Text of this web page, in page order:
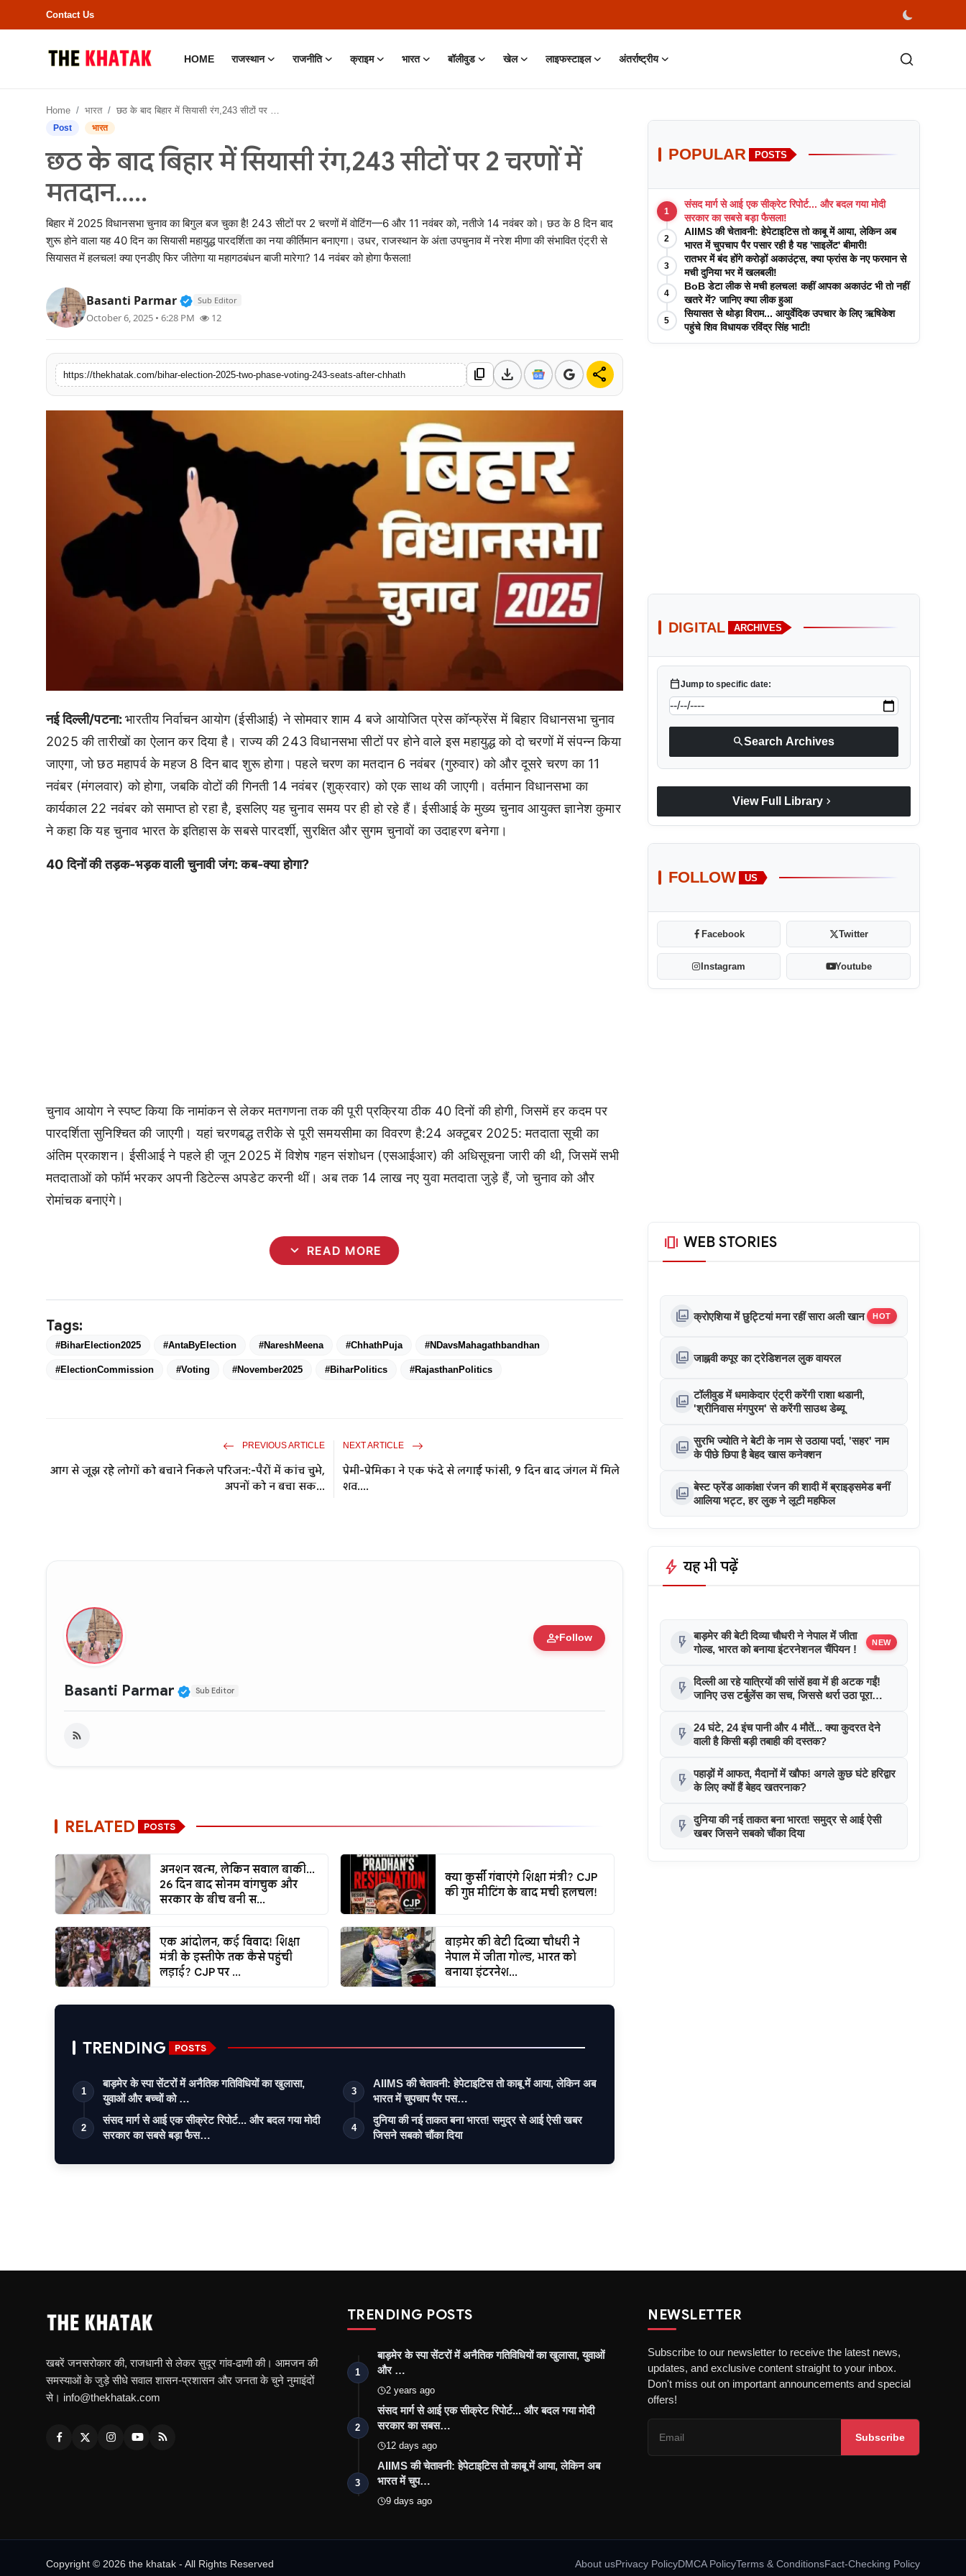
Contact Us
HOME राजस्थान राजनीति क्राइम भारत बॉलीवुड खेल लाइफस्टाइल अंतर्राष्ट्रीय
Contact Us
राजस्थान
राजनीति
बॉलीवुड
लाइफस्टाइल
अंतर्राष्ट्रीय
Home भारत छठ के बाद बिहार में सियासी रंग,243 सीटों पर 2 चरणों में मतदान.....
Post भारत
छठ के बाद बिहार में सियासी रंग,243 सीटों पर 2 चरणों में
मतदान.....
बिहार में 2025 विधानसभा चुनाव का बिगुल बज चुका है! 243 सीटों पर 2 चरणों में वोटिंग—6 और 11 नवंबर को, नतीजे 14 नवंबर को। छठ के 8 दिन बाद
शुरू होने वाला यह 40 दिन का सियासी महायुद्ध पारदर्शिता का नया कीर्तिमान बनाएगा। उधर, राजस्थान के अंता उपचुनाव में नरेश मीणा की संभावित एंट्री से
सियासत में हलचल! क्या एनडीए फिर जीतेगा या महागठबंधन बाजी मारेगा? 14 नवंबर को होगा फैसला!
Basanti Parmar Verified Public Figure • 11 Jun, 2026
Sub Editor
October 6, 2025 • 6:28 PM 12
https://thekhatak.com/bihar-election-2025-two-phase-voting-243-seats-after-chhath content_copy download share
नई दिल्ली/पटना:भारतीय निर्वाचन आयोग (ईसीआई) ने सोमवार शाम 4 बजे आयोजित प्रेस कॉन्फ्रेंस में बिहार विधानसभा चुनाव
2025 की तारीखों का ऐलान कर दिया है। राज्य की 243 विधानसभा सीटों पर होने वाले इस महायुद्ध को दो चरणों में संपन्न किया
जाएगा, जो छठ महापर्व के महज 8 दिन बाद शुरू होगा। पहले चरण का मतदान 6 नवंबर (गुरुवार) को और दूसरे चरण का 11
नवंबर (मंगलवार) को होगा, जबकि वोटों की गिनती 14 नवंबर (शुक्रवार) को एक साथ की जाएगी। वर्तमान विधानसभा का
कार्यकाल 22 नवंबर को समाप्त हो रहा है, इसलिए यह चुनाव समय पर ही हो रहे हैं। ईसीआई के मुख्य चुनाव आयुक्त ज्ञानेश कुमार
ने कहा कि यह चुनाव भारत के इतिहास के सबसे पारदर्शी, सुरक्षित और सुगम चुनावों का उदाहरण बनेगा।
40 दिनों की तड़क-भड़क वाली चुनावी जंग: कब-क्या होगा?
चुनाव आयोग ने स्पष्ट किया कि नामांकन से लेकर मतगणना तक की पूरी प्रक्रिया ठीक 40 दिनों की होगी, जिसमें हर कदम पर
पारदर्शिता सुनिश्चित की जाएगी। यहां चरणबद्ध तरीके से पूरी समयसीमा का विवरण है:24 अक्टूबर 2025: मतदाता सूची का
अंतिम प्रकाशन। ईसीआई ने पहले ही जून 2025 में विशेष गहन संशोधन (एसआईआर) की अधिसूचना जारी की थी, जिसमें सभी
मतदाताओं को फॉर्म भरकर अपनी डिटेल्स अपडेट करनी थीं। अब तक 14 लाख नए युवा मतदाता जुड़े हैं, जो चुनाव को और
रोमांचक बनाएंगे।
expand_more READ MORE
Tags:
#BiharElection2025 #AntaByElection #NareshMeena #ChhathPuja #NDavsMahagathbandhan
#ElectionCommission #Voting #November2025 #BiharPolitics #RajasthanPolitics
PREVIOUS ARTICLE
आग से जूझ रहे लोगों को बचाने निकले परिजन:-पैरों में कांच चुभे,
अपनों को न बचा सक...
NEXT ARTICLE
प्रेमी-प्रेमिका ने एक फंदे से लगाई फांसी, 9 दिन बाद जंगल में मिले
शव....
person_addFollow
Basanti Parmar Verified Public Figure • 11 Jun, 2026
Sub Editor
RELATED POSTS
अनशन खत्म, लेकिन सवाल बाकी...
26 दिन बाद सोनम वांगचुक और
सरकार के बीच बनी स...
क्या कुर्सी गंवाएंगे शिक्षा मंत्री? CJP
की गुप्त मीटिंग के बाद मची हलचल!
एक आंदोलन, कई विवाद! शिक्षा
मंत्री के इस्तीफे तक कैसे पहुंची
लड़ाई? CJP पर ...
बाड़मेर की बेटी दिव्या चौधरी ने
नेपाल में जीता गोल्ड, भारत को
बनाया इंटरनेश...
TRENDING POSTS
1
बाड़मेर के स्पा सेंटरों में अनैतिक गतिविधियों का खुलासा,
युवाओं और बच्चों को …
2
संसद मार्ग से आई एक सीक्रेट रिपोर्ट... और बदल गया मोदी
सरकार का सबसे बड़ा फैस…
3
AIIMS की चेतावनी: हेपेटाइटिस तो काबू में आया, लेकिन अब
भारत में चुपचाप पैर पस…
4
दुनिया की नई ताकत बना भारत! समुद्र से आई ऐसी खबर
जिसने सबको चौंका दिया
POPULAR POSTS
1
संसद मार्ग से आई एक सीक्रेट रिपोर्ट... और बदल गया मोदी
सरकार का सबसे बड़ा फैसला!
2
AIIMS की चेतावनी: हेपेटाइटिस तो काबू में आया, लेकिन अब
भारत में चुपचाप पैर पसार रही है यह 'साइलेंट' बीमारी!
3
रातभर में बंद होंगे करोड़ों अकाउंट्स, क्या फ्रांस के नए फरमान से
मची दुनिया भर में खलबली!
4
BoB डेटा लीक से मची हलचल! कहीं आपका अकाउंट भी तो नहीं
खतरे में? जानिए क्या लीक हुआ
5
सियासत से थोड़ा विराम... आयुर्वेदिक उपचार के लिए ऋषिकेश
पहुंचे शिव विधायक रविंद्र सिंह भाटी!
DIGITAL ARCHIVES
calendar_todayJump to specific date:
searchSearch Archives
View Full Library chevron_right
FOLLOW US
Facebook Twitter
Instagram Youtube
amp_stories WEB STORIES
photo_library क्रोएशिया में छुट्टियां मना रहीं सारा अली खान HOT
photo_library जाह्नवी कपूर का ट्रेडिशनल लुक वायरल
photo_library टॉलीवुड में धमाकेदार एंट्री करेंगी राशा थडानी,
'श्रीनिवास मंगपुरम' से करेंगी साउथ डेब्यू
photo_library सुरभि ज्योति ने बेटी के नाम से उठाया पर्दा, 'सहर' नाम
के पीछे छिपा है बेहद खास कनेक्शन
photo_library बेस्ट फ्रेंड आकांक्षा रंजन की शादी में ब्राइड्समेड बनीं
आलिया भट्ट, हर लुक ने लूटी महफिल
bolt यह भी पढ़ें
flash_on बाड़मेर की बेटी दिव्या चौधरी ने नेपाल में जीता
गोल्ड, भारत को बनाया इंटरनेशनल चैंपियन !
NEW
flash_on दिल्ली आ रहे यात्रियों की सांसें हवा में ही अटक गईं!
जानिए उस टर्बुलेंस का सच, जिससे थर्रा उठा पूरा
flash_on 24 घंटे, 24 इंच पानी और 4 मौतें... क्या कुदरत देने
वाली है किसी बड़ी तबाही की दस्तक?
flash_on पहाड़ों में आफत, मैदानों में खौफ! अगले कुछ घंटे हरिद्वार
के लिए क्यों हैं बेहद खतरनाक?
flash_on दुनिया की नई ताकत बना भारत! समुद्र से आई ऐसी
खबर जिसने सबको चौंका दिया
खबरें जनसरोकार की, राजधानी से लेकर सुदूर गांव-ढाणी की। आमजन की
समस्याओं के जुड़े सीधे सवाल शासन-प्रशासन और जनता के चुने नुमाइंदों
से। info@thekhatak.com
TRENDING POSTS
1
बाड़मेर के स्पा सेंटरों में अनैतिक गतिविधियों का खुलासा, युवाओं
और …
2 years ago
2
संसद मार्ग से आई एक सीक्रेट रिपोर्ट... और बदल गया मोदी
सरकार का सबस…
12 days ago
3
AIIMS की चेतावनी: हेपेटाइटिस तो काबू में आया, लेकिन अब
भारत में चुप…
9 days ago
NEWSLETTER
Subscribe to our newsletter to receive the latest news,
updates, and exclusive content straight to your inbox.
Don't miss out on important announcements and special
offers!
Subscribe
Copyright © 2026 the khatak - All Rights Reserved About usPrivacy PolicyDMCA PolicyTerms & ConditionsFact-Checking Policy